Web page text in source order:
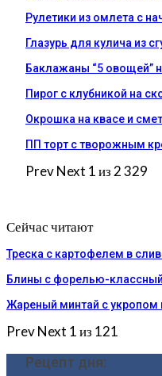
Рулетики из омлета с
Глазурь для кулича из
Баклажаны “5 овощей”
Пирог с клубникой на
Окрошка на квасе и
ПП торт с творожным
PrevNext 1 из 2 329
Сейчас читают
Треска с картофелем в
Блины с форелью-классный
Жареный минтай с укропом
PrevNext 1 из 121
Рецепт дня: